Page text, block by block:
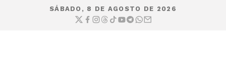
SÁBADO, 8 DE AGOSTO DE 2026